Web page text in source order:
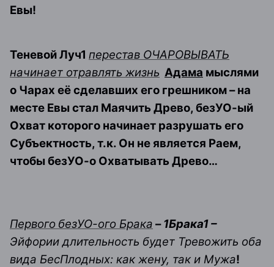
Евы!
Теневой Луч1 перестав ОЧАРОВЫВАТЬ
начинает отравлять жизнь Адама мыслями
о Чарах её сделавших его грешником – на
месте Евы стал Маячить Древо, безУО-ый
Охват которого начинает разрушать его
Субъектность, т.к. Он не является Раем,
чтобы безУО-о Охватывать Древо…
Первого безУО-ого Брака –1Брака1 –
Эйфории длительность будет Тревожить оба
вида БесПлодных: как жену, так и Мужа!